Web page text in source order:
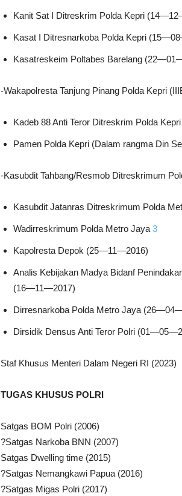
Kanit Sat I Ditreskrim Polda Kepri
Kasat I Ditresnarkoba Polda Kepri
Kasatreskeim Poltabes Barelang
-Wakapolresta Tanjung Pinang Polda Kepri
Kadeb 88 Anti Teror Ditreskrim Polda
Pamen Polda Kepri (Dalam rangma Din
-Kasubdit Tahbang/Resmob Ditreskrimum
Kasubdit Jatanras Ditreskrimum Polda
Wadirreskrimum Polda Metro Jaya 3
Kapolresta Depok (25—11—2016)
Analis Kebijakan Madya Bidanf
(16—11—2017)
Dirresnarkoba Polda Metro Jaya
Dirsidik Densus Anti Teror Polri
Staf Khusus Menteri Dalam Negeri RI (2023)
TUGAS KHUSUS POLRI
Satgas BOM Polri (2006)
?Satgas Narkoba BNN (2007)
Satgas Dwelling time (2015)
?Satgas Nemangkawi Papua (2016)
?Satgas Migas Polri (2017)